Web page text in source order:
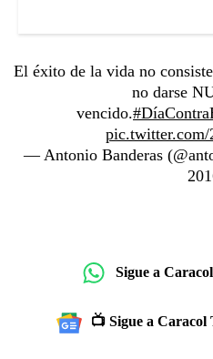
El éxito de la vida no
no darse
vencido.
pic.twitter.com/
— Antonio Banderas
Sigue a
📺 Sigue a Caracol